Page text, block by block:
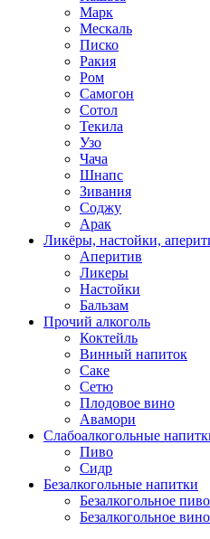
Марк
Мескаль
Писко
Ракия
Ром
Самогон
Сотол
Текила
Узо
Чача
Шнапс
Зивания
Соджу
Арак
Ликёры, настойки,
Аперитив
Ликеры
Настойки
Бальзам
Прочий алкоголь
Коктейль
Винный напиток
Саке
Сетю
Плодовое вино
Авамори
Слабоалкогольные
Пиво
Сидр
Безалкогольные напитки
Безалкогольное пиво
Безалкогольное вино